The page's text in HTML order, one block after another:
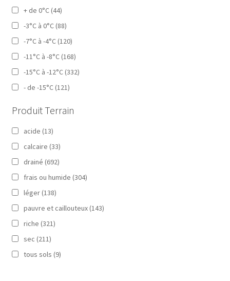
+ de 0°C (44)
-3°C à 0°C (88)
-7°C à -4°C (120)
-11°C à -8°C (168)
-15°C à -12°C (332)
- de -15°C (121)
Produit Terrain
acide (13)
calcaire (33)
drainé (692)
frais ou humide (304)
léger (138)
pauvre et caillouteux (143)
riche (321)
sec (211)
tous sols (9)